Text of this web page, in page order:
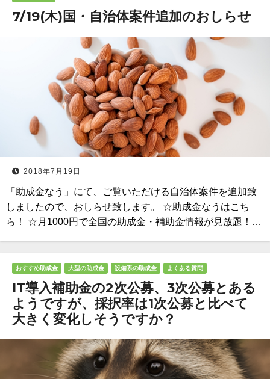
7/19(木)国・自治体案件追加のおしらせ
2018年7月19日
「助成金なう」にて、ご覧いただける自治体案件を追加致
しましたので、おしらせ致します。 ☆助成金なうはこち
ら！ ☆月1000円で全国の助成金・補助金情報が見放題！…
おすすめ助成金 大型の助成金 設備系の助成金 よくある質問
IT導入補助金の2次公募、3次公募とある
ようですが、採択率は1次公募と比べて
大きく変化しそうですか？